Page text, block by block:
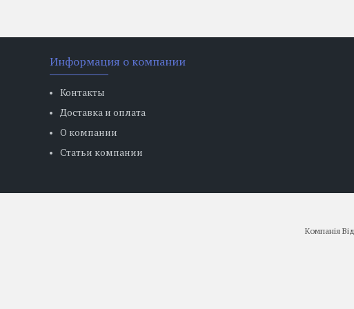
Информация о компании
Контакты
Доставка и оплата
О компании
Статьи компании